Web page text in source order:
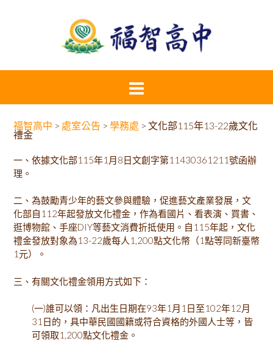
福智高中 > 處室公告 > 學務處 > 文化部115年13-22歲文化
禮金
一、依據文化部115年1月8日文創字第11430361211號函辦
理。
二、為鼓勵青少年的藝文參與體驗，促進藝文產業發展，文
化部自112年起發放文化禮金，作為看國片、看表演、買書、
逛博物館、手座DIY等藝文消費折抵使用。自115年起，文化
禮金發放對象為13-22歲每人1,200點文化幣（1點等同新臺幣
1元）。
三、有關文化禮金領用方式如下：
(一)誰可以領：凡出生日期在93年1月1日至102年12月
31日的，具中華民國國籍或符合資格的外國人士等，皆
可領取1,200點文化禮金。